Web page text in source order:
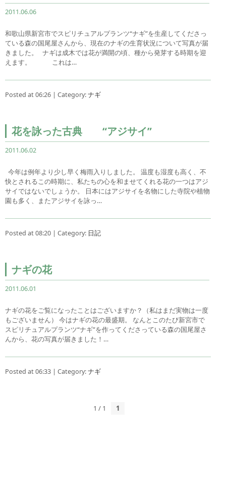
2011.06.06
和歌山県新宮市でスピリチュアルプランツ“ナギ”を生産してくださっ
ている森の国尾屋さんから、現在のナギの生育状況について写真が届
きました。 ナギは成木では花が満開の頃、種から発芽する時期を迎
えます。 これは…
Posted at 06:26 | Category:ナギ
花を詠った古典 “アジサイ”
2011.06.02
今年は例年より少し早く梅雨入りしました。 温度も湿度も高く、不
快とされるこの時期に、私たちの心を和ませてくれる花の一つはアジ
サイではないでしょうか。 日本にはアジサイを名物にした寺院や植物
園も多く、またアジサイを詠っ…
Posted at 08:20 | Category: 日記
ナギの花
2011.06.01
ナギの花をご覧になったことはございますか？（私はまだ実物は一度
もございません） 今はナギの花の最盛期。 なんとこのたび新宮市で
スピリチュアルプランツ“ナギ”を作ってくださっている森の国尾屋さ
んから、花の写真が届きました！…
Posted at 06:33 | Category:ナギ
1 / 1 1